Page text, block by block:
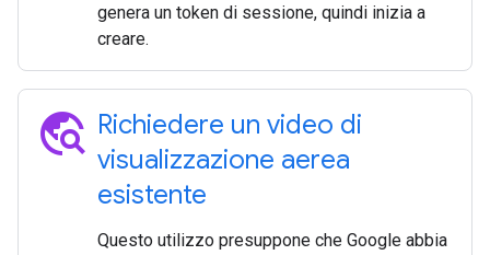
genera un token di sessione, quindi inizia a
creare.
travel_explore Richiedere un video di
visualizzazione aerea
esistente
Questo utilizzo presuppone che Google abbia